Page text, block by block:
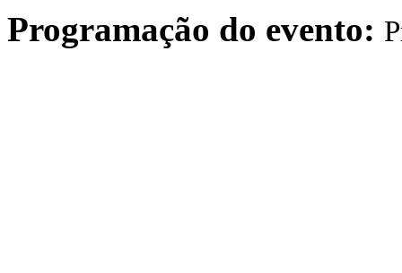
Programação do evento: